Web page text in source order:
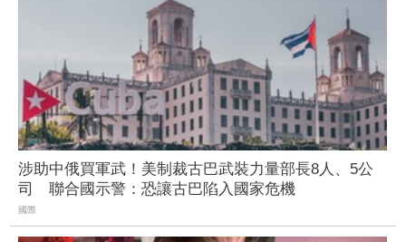
涉助中俄買軍武！美制裁古巴武裝力量部長8人、5公
司 聯合國示警：恐讓古巴陷入國家危機
國際